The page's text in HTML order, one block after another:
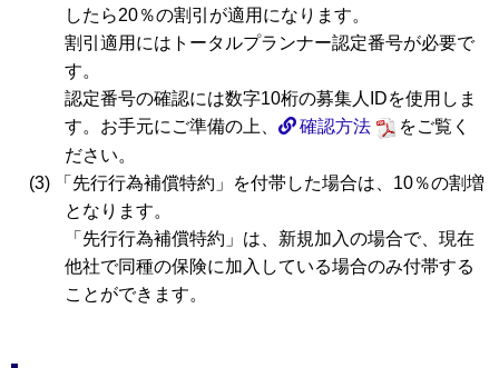
したら20％の割引が適用になります。
割引適用にはトータルプランナー認定番号が必要で
す。
認定番号の確認には数字10桁の募集人IDを使用しま
す。お手元にご準備の上、
確認方法
をご覧く
ださい。
(3) 「先行行為補償特約」を付帯した場合は、10％の割増
となります。
「先行行為補償特約」は、新規加入の場合で、現在
他社で同種の保険に加入している場合のみ付帯する
ことができます。